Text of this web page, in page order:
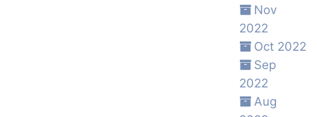
Nov
2022
Oct 2022
Sep
2022
Aug